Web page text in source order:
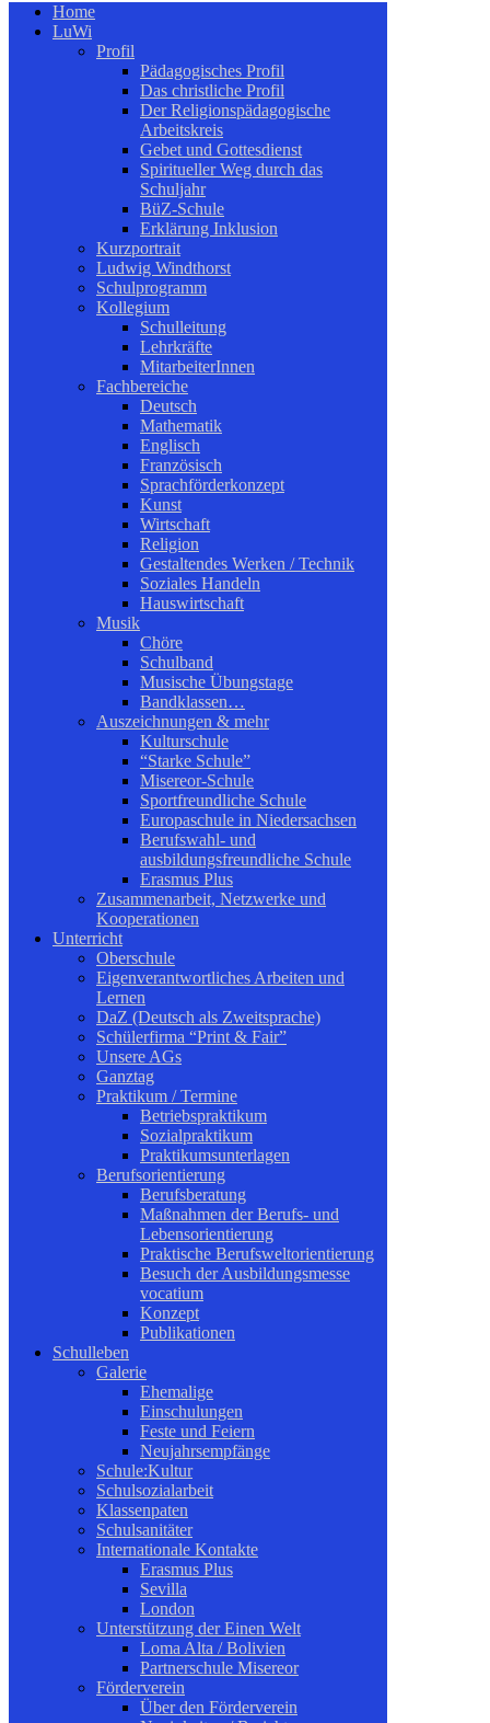
Home
LuWi
Profil
Pädagogisches Profil
Das christliche Profil
Der Religionspädagogische
Arbeitskreis
Gebet und Gottesdienst
Spiritueller Weg durch das
Schuljahr
BüZ-Schule
Erklärung Inklusion
Kurzportrait
Ludwig Windthorst
Schulprogramm
Kollegium
Schulleitung
Lehrkräfte
MitarbeiterInnen
Fachbereiche
Deutsch
Mathematik
Englisch
Französisch
Sprachförderkonzept
Kunst
Wirtschaft
Religion
Gestaltendes Werken / Technik
Soziales Handeln
Hauswirtschaft
Musik
Chöre
Schulband
Musische Übungstage
Bandklassen…
Auszeichnungen & mehr
Kulturschule
“Starke Schule”
Misereor-Schule
Sportfreundliche Schule
Europaschule in Niedersachsen
Berufswahl- und
ausbildungsfreundliche Schule
Erasmus Plus
Zusammenarbeit, Netzwerke und
Kooperationen
Unterricht
Oberschule
Eigenverantwortliches Arbeiten und
Lernen
DaZ (Deutsch als Zweitsprache)
Schülerfirma “Print & Fair”
Unsere AGs
Ganztag
Praktikum / Termine
Betriebspraktikum
Sozialpraktikum
Praktikumsunterlagen
Berufsorientierung
Berufsberatung
Maßnahmen der Berufs- und
Lebensorientierung
Praktische Berufsweltorientierung
Besuch der Ausbildungsmesse
vocatium
Konzept
Publikationen
Schulleben
Galerie
Ehemalige
Einschulungen
Feste und Feiern
Neujahrsempfänge
Schule:Kultur
Schulsozialarbeit
Klassenpaten
Schulsanitäter
Internationale Kontakte
Erasmus Plus
Sevilla
London
Unterstützung der Einen Welt
Loma Alta / Bolivien
Partnerschule Misereor
Förderverein
Über den Förderverein